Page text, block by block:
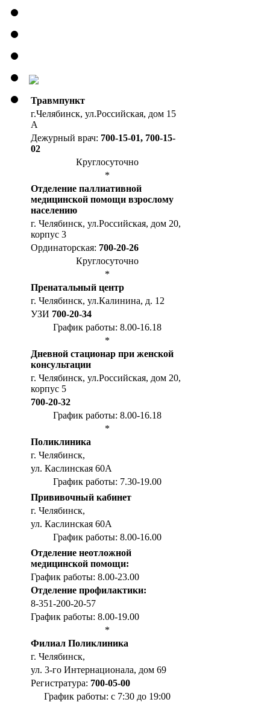
Травмпункт
г.Челябинск, ул.Российская, дом 15
А
Дежурный врач: 700-15-01, 700-15-
02
Круглосуточно
*
Отделение паллиативной
медицинской помощи взрослому
населению
г. Челябинск, ул.Российская, дом 20,
корпус 3
Ординаторская: 700-20-26
Круглосуточно
*
Пренатальный центр
г. Челябинск, ул.Калинина, д. 12
УЗИ 700-20-34
График работы: 8.00-16.18
*
Дневной стационар при женской
консультации
г. Челябинск, ул.Российская, дом 20,
корпус 5
700-20-32
График работы: 8.00-16.18
*
Поликлиника
г. Челябинск,
ул. Каслинская 60А
График работы: 7.30-19.00
Прививочный кабинет
г. Челябинск,
ул. Каслинская 60А
График работы: 8.00-16.00
Отделение неотложной
медицинской помощи:
График работы: 8.00-23.00
Отделение профилактики:
8-351-200-20-57
График работы: 8.00-19.00
*
Филиал Поликлиника
г. Челябинск,
ул. 3-го Интернационала, дом 69
Регистратура: 700-05-00
График работы: с 7:30 до 19:00